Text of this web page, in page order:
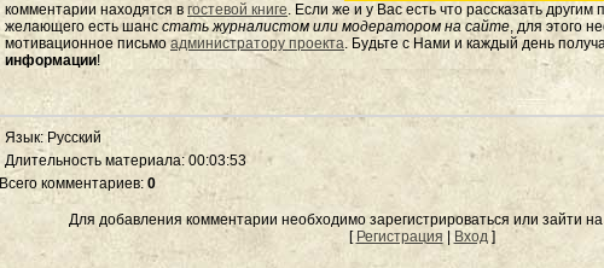
комментарии находятся в гостевой книге. Если же и у Вас есть что рассказать другим
желающего есть шанс стать журналистом или модератором на сайте, для этого
мотивационное письмоадминистратору проекта. Будьте с Нами и каждый день
информации!
Язык: Русский
Длительность материала: 00:03:53
Всего комментариев: 0
Для добавления комментарии необходимо зарегистрироваться или зайти
[ Регистрация Вход]